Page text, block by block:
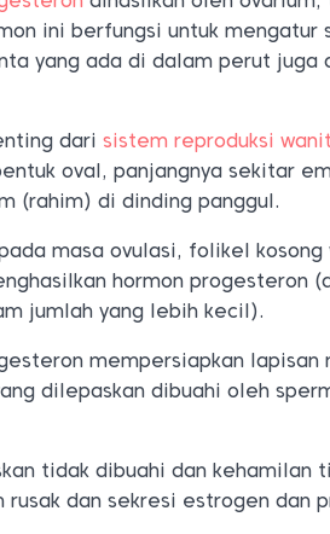
ini berfungsi untuk mengatur
yang ada di dalam perut juga
darisistem reproduksi
oval, panjangnya sekitar
(rahim) di dinding panggul.
masa ovulasi, folikel
hormon progesteron
jumlah yang lebih kecil).
mempersiapkan lapisan
dilepaskan dibuahi oleh
tidak dibuahi dan kehamilan
rusak dan sekresi estrogen dan